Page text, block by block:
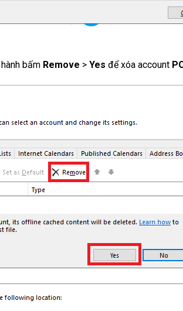
bấm Remove > Yes để xóa account